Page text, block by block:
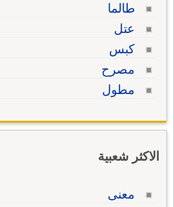
طالما
عتل
كبس
مصرح
مطول
الاكثر شعبية
معنى